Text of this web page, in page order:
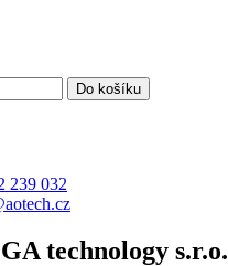
Do košíku
239 032
technology s.r.o.